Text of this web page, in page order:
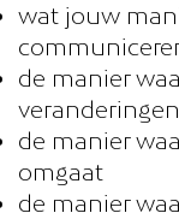
wat jouw
de manier
de manier
omgaat
de manier